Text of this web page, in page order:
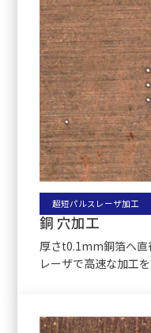
超短パルスレーザ加工
銅 穴加工
厚さt0.1mm銅箔へ直
レーザで高速な加工を